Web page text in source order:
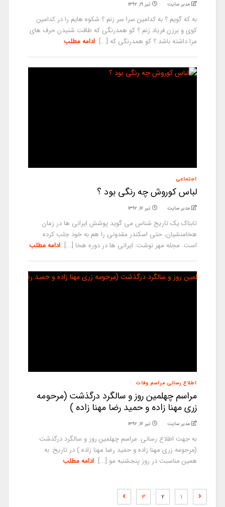
مدیر سایت تیر ۱۹, ۱۳۹۲
به که گویم ؟ به کدامین سرا سر زنم ؟ شکوه هایم را در کدامین
کوی و برزن فریاد زنم ؟ کو همدرنگی که طاقت شنیدن حرف های
مرا داشته باشد ؟ کو همدرنگی که [...] ادامه مطلب
اجتماعی
لباس کوروش چه رنگی بود ؟
مدیر سایت تیر ۱۷, ۱۳۹۲
تابناک یک تاریخ شناس می گوید پوشش ایرانی ها در زمان
هخامنشیان، حتی اسکندر مقدونی را هم به خود جلب کرده
است. مجله مهر نوشت: ایرانی ها در دوره هخا [...] ادامه مطلب
اطلاع رسانی مراسم وفات
مراسم چهلمین روز و سالگرد درگذشت (مرحومه
زری مهنا زاده و حمید رضا مهنا زاده )
مدیر سایت تیر ۱۷, ۱۳۹۲
به جهت اطلاع رسانی: مراسم چهلمین روز و سالگرد درگذشت
(مرحومه زری مهنا زاده و حمید رضا مهنا زاده ) در تاریخ: به
همین مناسبت در روز پنجشنبه مو [...] ادامه مطلب
۱ ۲ ۳